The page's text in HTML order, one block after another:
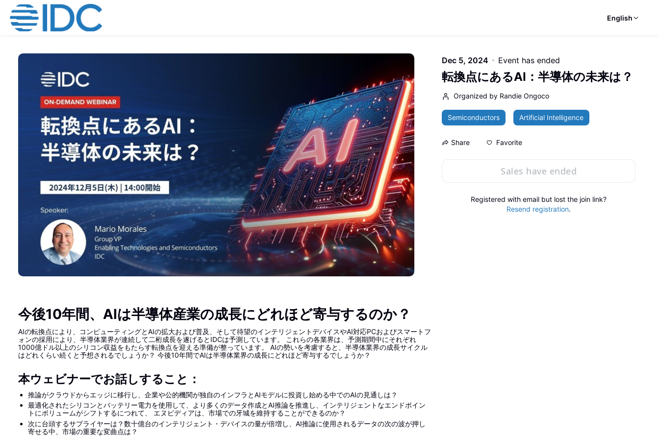
Skip to main content
English
Dec 5, 2024 Event has ended
転換点にあるAI：半導体の未来は？
Organized by Randie Ongoco
Semiconductors Artificial Intelligence
Share Favorite
Sales have ended
Registered with email but lost the join link?
Resend registration.
今後10年間、AIは半導体産業の成長にどれほど寄与するのか？
AIの転換点により、コンピューティングとAIの拡大および普及、そして待望のインテリジェントデバイスやAI対応PCおよびスマートフ
ォンの採用により、半導体業界が連続して二桁成長を遂げるとIDCは予測しています。 これらの各業界は、予測期間中にそれぞれ
1000億ドル以上のシリコン収益をもたらす転換点を迎える準備が整っています。 AIの勢いを考慮すると、半導体業界の成長サイクル
はどれくらい続くと予想されるでしょうか？ 今後10年間でAIは半導体業界の成長にどれほど寄与するでしょうか？
本ウェビナーでお話しすること：
推論がクラウドからエッジに移行し、企業や公的機関が独自のインフラとAIモデルに投資し始める中でのAIの見通しは？
最適化されたシリコンとバッテリー電力を使用して、より多くのデータ作成とAI推論を推進し、インテリジェントなエンドポイン
トにボリュームがシフトするにつれて、 エヌビディアは、市場での牙城を維持することができるのか？
次に台頭するサプライヤーは？数十億台のインテリジェント・デバイスの量が倍増し、AI推論に使用されるデータの次の波が押し
寄せる中、市場の重要な変曲点は？